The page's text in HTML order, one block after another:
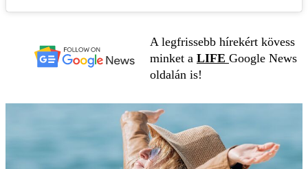
A legfrissebb hírekért kövess
minket a LIFE Google News
oldalán is!